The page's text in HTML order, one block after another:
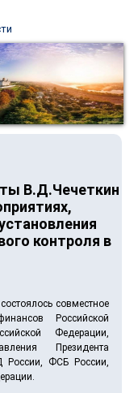
В.Д.Чечеткин
контроля в
совместное
Российской
Федерации,
Президента
России, ФСБ России,